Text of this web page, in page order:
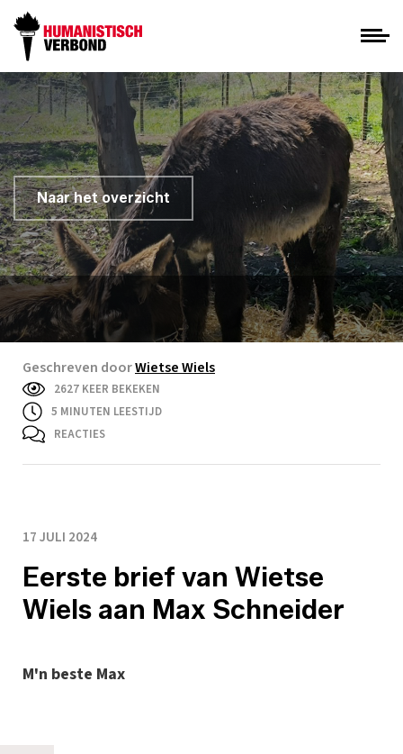
Naar het overzicht
Geschreven doorWietse Wiels
2627 KEER BEKEKEN
5 MINUTEN LEESTIJD
REACTIES
17 JULI 2024
Eerste brief van Wietse
Wiels aan Max Schneider
M'n beste Max